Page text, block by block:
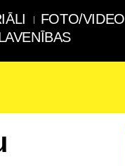
FOTO/VIDEO